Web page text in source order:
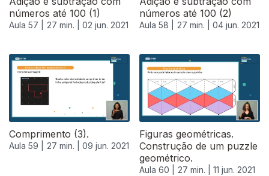
números até 100 (1)
Aula 57 | 27 min. | 02 jun. 2021
números até 100 (2)
Aula 58 | 27 min. | 04 jun. 2021
Comprimento (3).
Aula 59 | 27 min. | 09 jun. 2021
Figuras geométricas.
Construção de um puzzle
geométrico.
Aula 60 | 27 min. | 11 jun. 2021
550505